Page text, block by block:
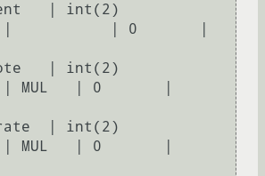
| int(2)
|           | 0       |
| int(2)
| MUL   | 0       |
| int(2)
| MUL   | 0       |